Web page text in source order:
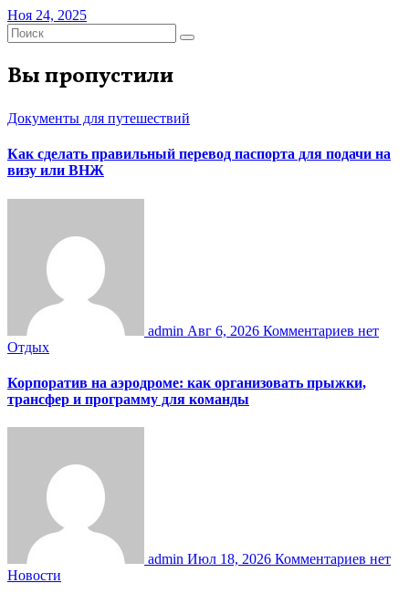
Ноя 24, 2025
Вы пропустили
Документы для путешествий
Как сделать правильный перевод паспорта для подачи на
визу или ВНЖ
admin Авг 6, 2026 Комментариев нет
Отдых
Корпоратив на аэродроме: как организовать прыжки,
трансфер и программу для команды
admin Июл 18, 2026 Комментариев нет
Новости